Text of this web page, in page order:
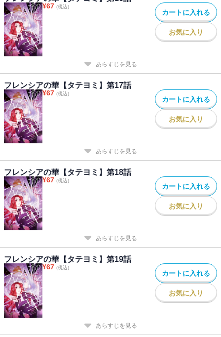
¥67 (税込)
カートに入れる
お気に入り
あらすじを見る
フレンシアの華【タテヨミ】第17話
¥67 (税込)
カートに入れる
お気に入り
あらすじを見る
フレンシアの華【タテヨミ】第18話
¥67 (税込)
カートに入れる
お気に入り
あらすじを見る
フレンシアの華【タテヨミ】第19話
¥67 (税込)
カートに入れる
お気に入り
あらすじを見る